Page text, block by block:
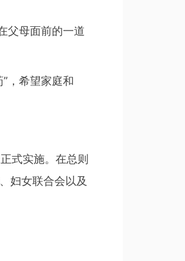
父母面前的一道
，希望家庭和
式实施。在总则
妇女联合会以及